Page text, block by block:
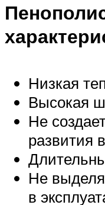
Низкая
Высокая
Не
развития
Не
в